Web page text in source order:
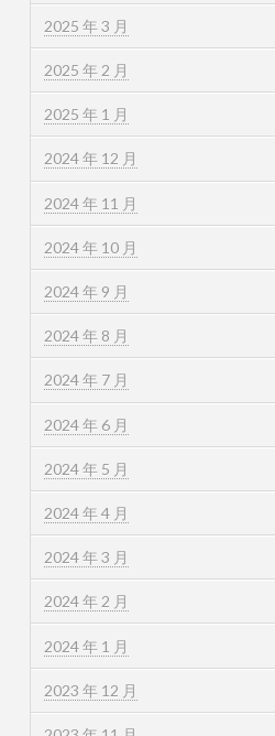
2025 年 3 月
2025 年 2 月
2025 年 1 月
2024 年 12 月
2024 年 11 月
2024 年 10 月
2024 年 9 月
2024 年 8 月
2024 年 7 月
2024 年 6 月
2024 年 5 月
2024 年 4 月
2024 年 3 月
2024 年 2 月
2024 年 1 月
2023 年 12 月